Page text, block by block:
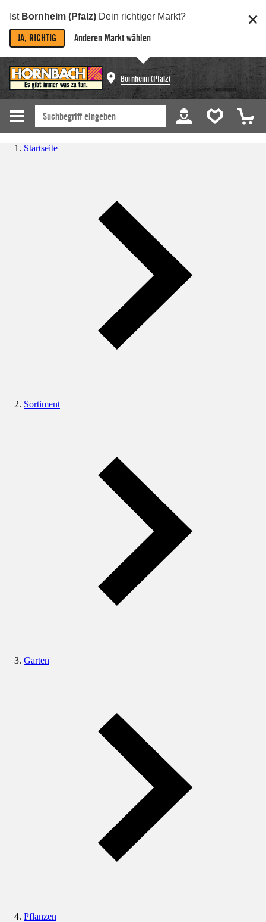
Ist Bornheim (Pfalz) Dein richtiger Markt?
JA, RICHTIG Anderen Markt wählen
Bornheim (Pfalz)
Startseite
Sortiment
Garten
Pflanzen